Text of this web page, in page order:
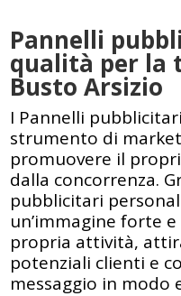
Pannelli
qualità per la
Busto Arsizio
I Pannelli
strumento di
promuovere il
dalla concorrenza.
pubblicitari
un’immagine forte
propria attività,
potenziali clienti e
messaggio in modo